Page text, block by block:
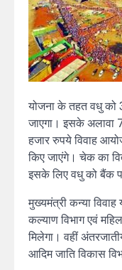
योजना के तहत वधु को
जाएगा। इसके अलावा
हजार रुपये विवाह
किए जाएंगे। चेक का
इसके लिए वधु को बैंक
मुख्यमंत्री कन्या
कल्याण विभाग एवं
मिलेगा। वहीं
आदिम जाति विकास